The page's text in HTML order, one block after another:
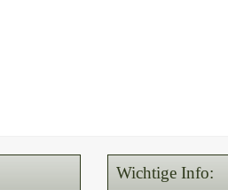
Wichtige Info: